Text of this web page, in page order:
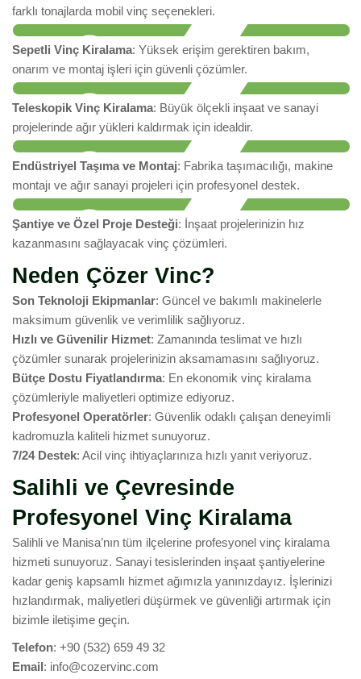
farklı tonajlarda mobil vinç seçenekleri.
Sepetli Vinç Kiralama: Yüksek erişim gerektiren bakım,
onarım ve montaj işleri için güvenli çözümler.
Teleskopik Vinç Kiralama: Büyük ölçekli inşaat ve sanayi
projelerinde ağır yükleri kaldırmak için idealdir.
Endüstriyel Taşıma ve Montaj: Fabrika taşımacılığı, makine
montajı ve ağır sanayi projeleri için profesyonel destek.
Şantiye ve Özel Proje Desteği: İnşaat projelerinizin hız
kazanmasını sağlayacak vinç çözümleri.
Neden Çözer Vinc?
Son Teknoloji Ekipmanlar: Güncel ve bakımlı makinelerle
maksimum güvenlik ve verimlilik sağlıyoruz.
Hızlı ve Güvenilir Hizmet: Zamanında teslimat ve hızlı
çözümler sunarak projelerinizin aksamamasını sağlıyoruz.
Bütçe Dostu Fiyatlandırma: En ekonomik vinç kiralama
çözümleriyle maliyetleri optimize ediyoruz.
Profesyonel Operatörler: Güvenlik odaklı çalışan deneyimli
kadromuzla kaliteli hizmet sunuyoruz.
7/24 Destek: Acil vinç ihtiyaçlarınıza hızlı yanıt veriyoruz.
Salihli ve Çevresinde
Profesyonel Vinç Kiralama
Salihli ve Manisa’nın tüm ilçelerine profesyonel vinç kiralama
hizmeti sunuyoruz. Sanayi tesislerinden inşaat şantiyelerine
kadar geniş kapsamlı hizmet ağımızla yanınızdayız. İşlerinizi
hızlandırmak, maliyetleri düşürmek ve güvenliği artırmak için
bizimle iletişime geçin.
Telefon: +90 (532) 659 49 32
Email: info@cozervinc.com